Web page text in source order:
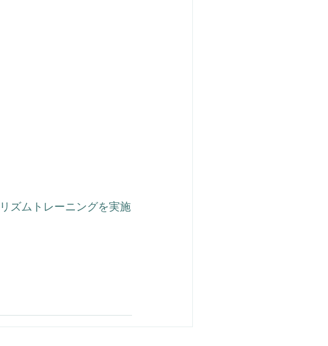
ズムトレーニングを実施